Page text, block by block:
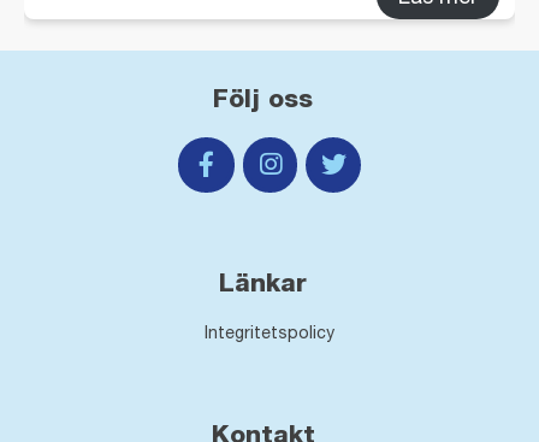
Följ oss
Länkar
Integritetspolicy
Kontakt